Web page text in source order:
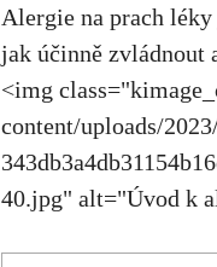
Alergie na prach
jak účinně zvládnout
<img
content/uploads/
40.jpg" alt="Úvod k